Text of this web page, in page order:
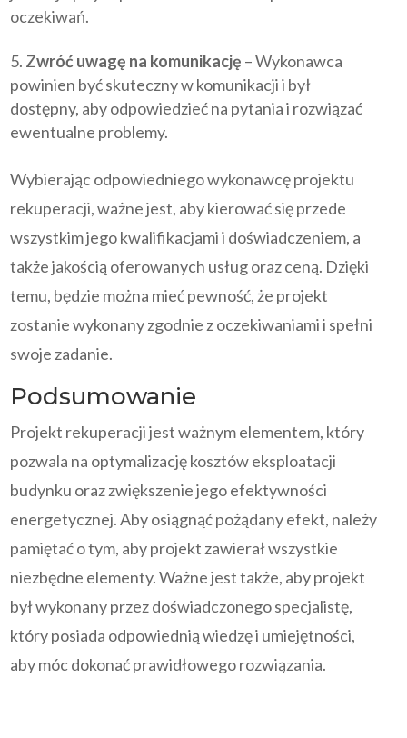
oczekiwań.
Zwróć uwagę na komunikację – Wykonawca
powinien być skuteczny w komunikacji i był
dostępny, aby odpowiedzieć na pytania i rozwiązać
ewentualne problemy.
Wybierając odpowiedniego wykonawcę projektu
rekuperacji, ważne jest, aby kierować się przede
wszystkim jego kwalifikacjami i doświadczeniem, a
także jakością oferowanych usług oraz ceną. Dzięki
temu, będzie można mieć pewność, że projekt
zostanie wykonany zgodnie z oczekiwaniami i spełni
swoje zadanie.
Podsumowanie
Projekt rekuperacji jest ważnym elementem, który
pozwala na optymalizację kosztów eksploatacji
budynku oraz zwiększenie jego efektywności
energetycznej. Aby osiągnąć pożądany efekt, należy
pamiętać o tym, aby projekt zawierał wszystkie
niezbędne elementy. Ważne jest także, aby projekt
był wykonany przez doświadczonego specjalistę,
który posiada odpowiednią wiedzę i umiejętności,
aby móc dokonać prawidłowego rozwiązania.